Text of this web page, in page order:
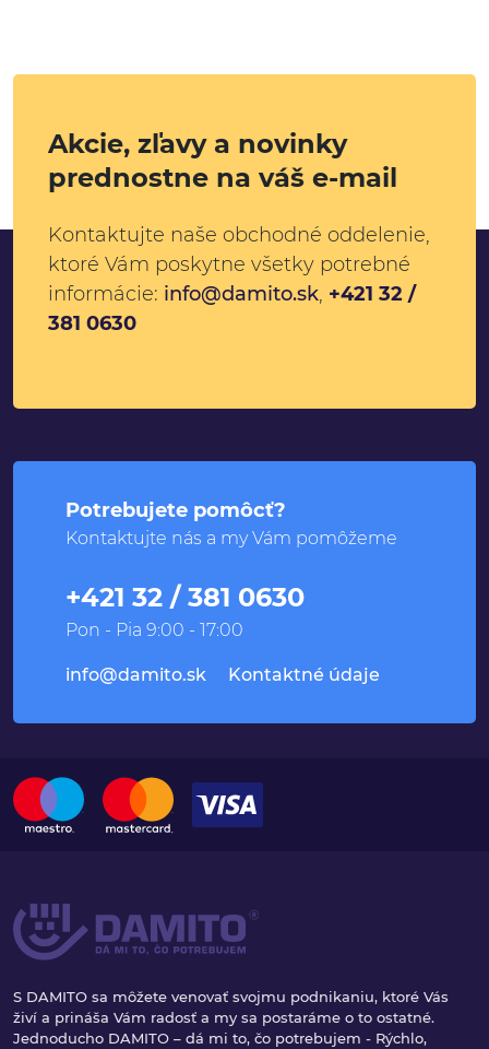
Akcie, zľavy a novinky
prednostne na váš e-mail
Kontaktujte naše obchodné oddelenie,
ktoré Vám poskytne všetky potrebné
informácie: info@damito.sk, +421 32 /
381 0630
Potrebujete pomôcť?
Kontaktujte nás a my Vám pomôžeme
+421 32 / 381 0630
Pon - Pia 9:00 - 17:00
info@damito.sk Kontaktné údaje
S DAMITO sa môžete venovať svojmu podnikaniu, ktoré Vás
živí a prináša Vám radosť a my sa postaráme o to ostatné.
Jednoducho DAMITO – dá mi to, čo potrebujem - Rýchlo,